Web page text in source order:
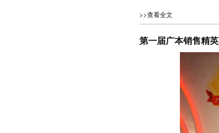
>>查看全文
第一届广本销售精